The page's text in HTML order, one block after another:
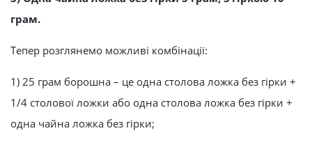
грам.
Тепер розглянемо можливі комбінації:
1) 25 грам борошна – це одна столова ложка без гірки +
1/4 столової ложки або одна столова ложка без гірки +
одна чайна ложка без гірки;